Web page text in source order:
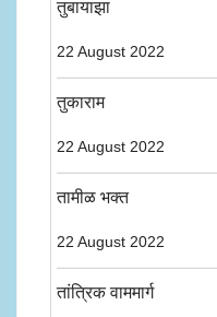
तुबायाझा
22 August 2022
तुकाराम
22 August 2022
तामीळ भक्त
22 August 2022
तांत्रिक वाममार्ग